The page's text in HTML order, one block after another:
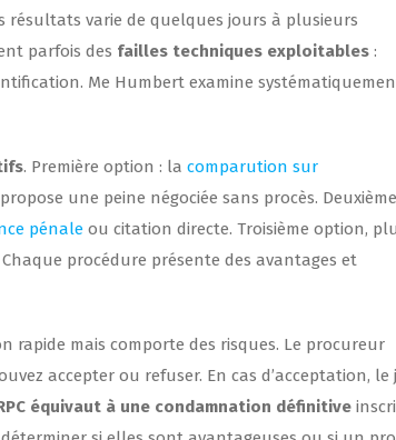
résultats varie de quelques jours à plusieurs
parfois des failles techniques exploitables :
Me Humbert examine
. Première option : la comparution sur
une peine négociée sans procès. Deuxième
pénale ou citation directe. Troisième option,
procédure présente des avantages et
rapide mais comporte des risques. Le procureur
accepter ou refuser. En cas d’acceptation, le
équivaut à une condamnation définitive